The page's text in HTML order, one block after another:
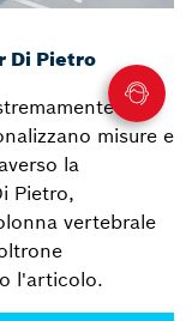
Di Pietro
misure e
la
Pietro,
vertebrale
l'articolo.